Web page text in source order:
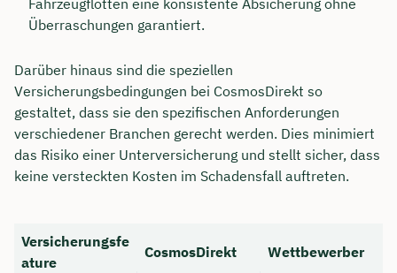
Überraschungen garantiert.
Darüber hinaus sind die speziellen
Versicherungsbedingungen bei CosmosDirekt so
gestaltet, dass sie den spezifischen Anforderungen
verschiedener Branchen gerecht werden. Dies minimiert
das Risiko einer Unterversicherung und stellt sicher, dass
keine versteckten Kosten im Schadensfall auftreten.
Versicherungsfe
ature
CosmosDirekt Wettbewerber